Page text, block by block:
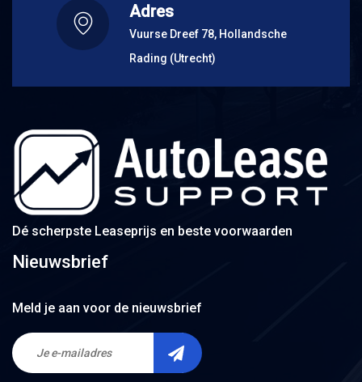
Adres
Vuurse Dreef 78, Hollandsche
Rading (Utrecht)
Dé scherpste Leaseprijs en beste voorwaarden
Nieuwsbrief
Meld je aan voor de nieuwsbrief